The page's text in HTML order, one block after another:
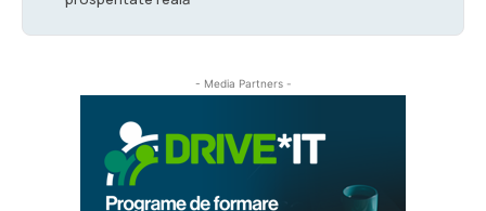
- Media Partners -